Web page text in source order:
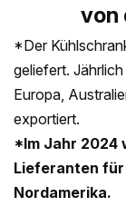
von
*Der
geliefert.
Europa,
exportiert.
*Im Jahr 2024
Lieferanten
Nordamerika.